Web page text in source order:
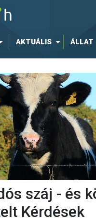
AKTUÁLIS ÁLLAT
száj - és
Kérdések